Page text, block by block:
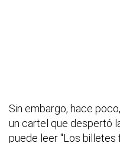
Sin embargo, hace
un cartel que despertó
puede leer "Los billetes